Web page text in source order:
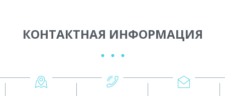
КОНТАКТНАЯ ИНФОРМАЦИЯ